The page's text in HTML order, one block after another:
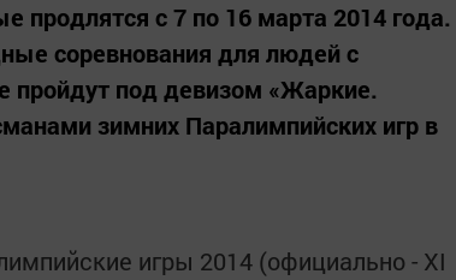
продлятся с 7 по 16 марта 2014 года.
соревнования для людей с
под девизом «Жаркие.
зимних Паралимпийских игр в
игры 2014 (официально - XI